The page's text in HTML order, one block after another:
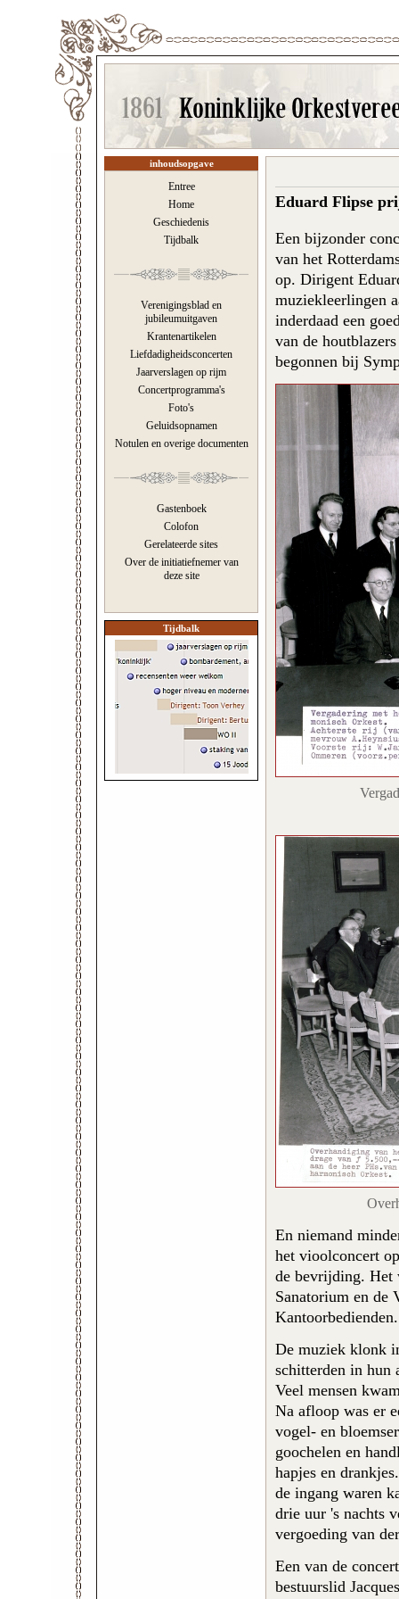
inhoudsopgave
Entree
Home
Geschiedenis
Tijdbalk
Verenigingsblad en
jubileumuitgaven
Krantenartikelen
Liefdadigheidsconcerten
Jaarverslagen op rijm
Concertprogramma's
Foto's
Geluidsopnamen
Notulen en overige documenten
Gastenboek
Colofon
Gerelateerde sites
Over de initiatiefnemer van
deze site
Tijdbalk
Eduard Flipse
Een bijzonder
van het
op. Dirigent
muziekleerlingen
inderdaad een
van de
begonnen bij
En niemand
het vioolconcert
de bevrijding. Het
Sanatorium en de
Kantoorbedienden.
De muziek klonk
schitterden in hun
Veel mensen
Na afloop was er
vogel- en
goochelen en
hapjes en
de ingang waren
drie uur 's nachts
vergoeding van
Een van de
bestuurslid